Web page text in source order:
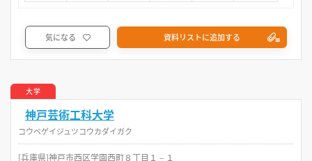
気になる 資料リストに追加する
大学
神戸芸術工科大学
コウベゲイジュツコウカダイガク
[兵庫県]神戸市西区学園西町８丁目１－１